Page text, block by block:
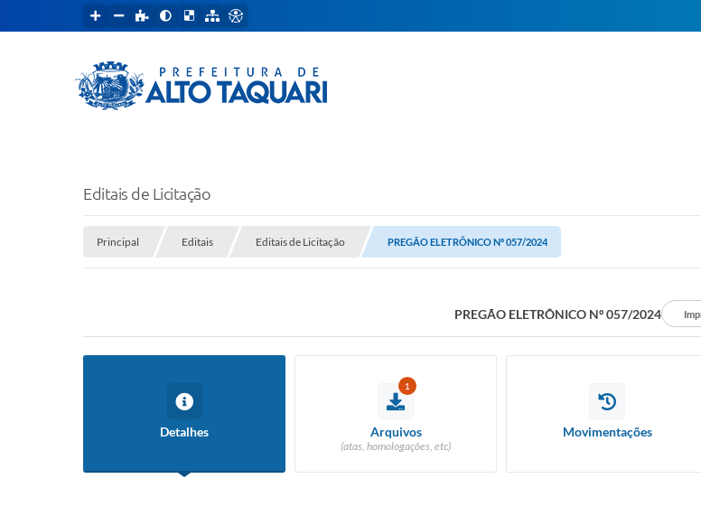
Editais de Licitação
Principal Editais Editais de Licitação PREGÃO ELETRÔNICO Nº 057/2024
PREGÃO ELETRÔNICO Nº 057/2024
Detalhes
1
Arquivos
(atas, homologações, etc)
Movimentações